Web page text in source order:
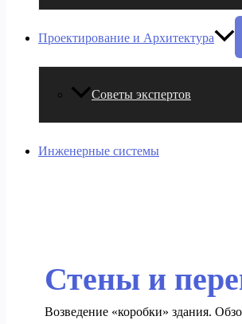
Проектирование и Архитектура
Советы экспертов
Инженерные системы
Стены и
Возведение «коробки» здания.